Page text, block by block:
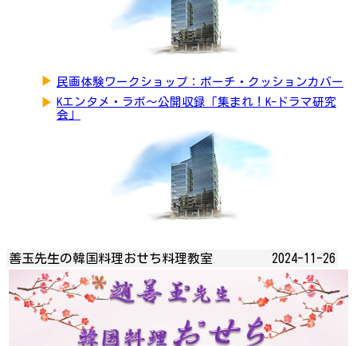
▶ 民画体験ワークショップ：ポーチ・クッションカバー
▶ Kエンタメ・ラボ～公開収録「集まれ！K-ドラマ研究
会」
善玉先生の韓国料理おせち料理教室 2024-11-26